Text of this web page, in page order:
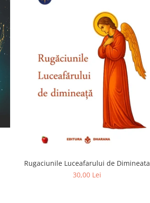
Rugaciunile Luceafarului de Dimineata
30,00 Lei